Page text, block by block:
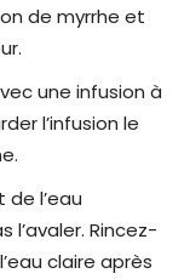
de myrrhe et
une infusion à
l’infusion le
l’eau
l’avaler. Rincez-
claire après